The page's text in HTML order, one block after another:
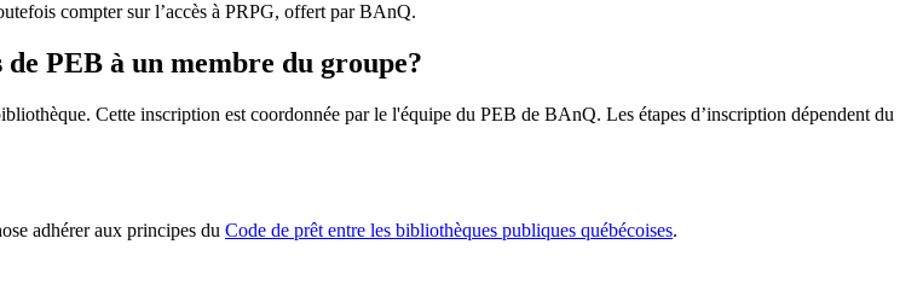
compter sur l’accès à PRPG, offert par BAnQ.
PEB à un membre du groupe?
Cette inscription est coordonnée par le l'équipe du PEB de BAnQ. Les étapes d’inscription dépendent du
adhérer aux principes du Code de prêt entre les bibliothèques publiques québécoises.